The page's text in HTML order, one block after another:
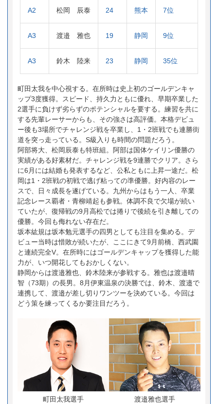
A2 松岡 辰泰 24 熊本 7位
A3 渡邉 雅也 19 静岡 9位
A3 鈴木 陸来 23 静岡 35位
町田太我を中心視する。在所時は史上初のゴールデンキャ
ップ3度獲得。スピード、持久力ともに優れ、早期卒業した
2選手に負けず劣らずのポテンシャルを要する。練習を共に
する先輩レーサーからも、その強さは高評価。本格デビュ
ー後も3場所でチャレンジ戦を卒業し、1・2班戦でも連勝街
道を突っ走っている。S級入りも時間の問題だろう。
阿部将大、松岡辰泰も特班組。阿部は国体ケイリン優勝の
実績がある好素材だ。チャレンジ戦を9連勝でクリア。さら
に6月には結婚も発表するなど、公私ともに上昇一途だ。松
岡は1・2班戦の初戦で逃げ粘っての準優勝。好内容のレー
スで、日々成長を遂げている。九州からはもう一人、卒業
記念レース覇者・青柳靖起も参戦。体調不良で欠場が続い
ていたが、復帰戦の9月高松では捲りで後続を引き離しての
優勝。今回も侮れない存在だ。
坂本紘規は坂本勉元選手の四男としても注目を集める。デ
ビュー当時は惜敗が続いたが、ここにきて9月前橋、西武園
と連続完全V。在所時にはゴールデンキャップを獲得した能
力が、いつ開花してもおかしくない。
静岡からは渡邉雅也、鈴木陸来が参戦する。雅也は渡邉晴
智（73期）の長男。8月伊東温泉の決勝では、鈴木、渡邉で
連携して、渡邉が差し切りワンツーを決めている。今回は
どう策を練ってくるか要注目だろう。
町田太我選手 渡邉雅也選手